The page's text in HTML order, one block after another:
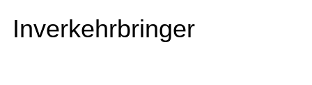
Inverkehrbringer